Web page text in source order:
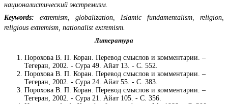
националистический экстремизм.
Keywords: extremism, globalization, Islamic fundamentalism, religion,
religious extremism, nationalist extremism.
Литература
Порохова В. П. Коран. Перевод смыслов и комментарии. –
Тегеран, 2002. - Сура 49. Айат 13. - С. 552.
Порохова В. П. Коран. Перевод смыслов и комментарии. –
Тегеран, 2002. - Сура 24. Айат 55. - С. 383.
Порохова В. П. Коран. Перевод смыслов и комментарии. –
Тегеран, 2002. - Сура 21. Айат 105. - С. 356.